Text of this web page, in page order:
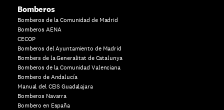
Bomberos
Bomberos de la Comunidad de Madrid
Bomberos AENA
CECOP
Bomberos del Ayuntamiento de Madrid
Bombers de la Generalitat de Catalunya
Bomberos de la Comunidad Valenciana
Bombero de Andalucía
Manual del CEIS Guadalajara
Bomberos Navarra
Bombero en España